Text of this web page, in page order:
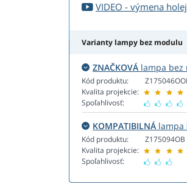
VIDEO - výmena
Varianty lampy bez modulu
ZNAČKOVÁ lampa bez
Kód produktu:
Kvalita projekcie:
Spoľahlivosť:
KOMPATIBILNÁ lampa
Kód produktu:
Kvalita projekcie:
Spoľahlivosť:
Z175094OB